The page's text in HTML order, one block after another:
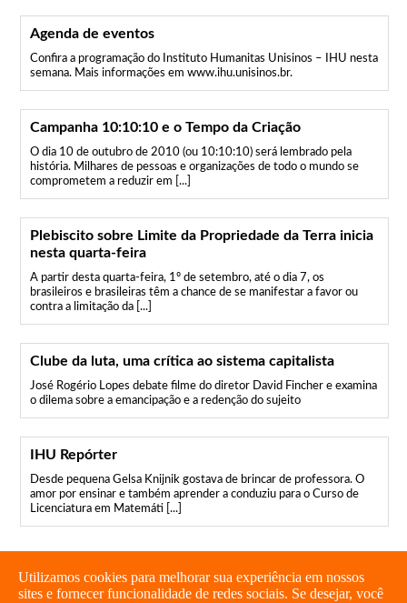
Agenda de eventos
Confira a programação do Instituto Humanitas Unisinos – IHU nesta
semana. Mais informações em www.ihu.unisinos.br.
Campanha 10:10:10 e o Tempo da Criação
O dia 10 de outubro de 2010 (ou 10:10:10) será lembrado pela
história. Milhares de pessoas e organizações de todo o mundo se
comprometem a reduzir em [...]
Plebiscito sobre Limite da Propriedade da Terra inicia
nesta quarta-feira
A partir desta quarta-feira, 1º de setembro, até o dia 7, os
brasileiros e brasileiras têm a chance de se manifestar a favor ou
contra a limitação da [...]
Clube da luta, uma crítica ao sistema capitalista
José Rogério Lopes debate filme do diretor David Fincher e examina
o dilema sobre a emancipação e a redenção do sujeito
IHU Repórter
Desde pequena Gelsa Knijnik gostava de brincar de professora. O
amor por ensinar e também aprender a conduziu para o Curso de
Licenciatura em Matemáti [...]
Utilizamos cookies para melhorar sua experiência em nossos
sites e fornecer funcionalidade de redes sociais. Se desejar, você